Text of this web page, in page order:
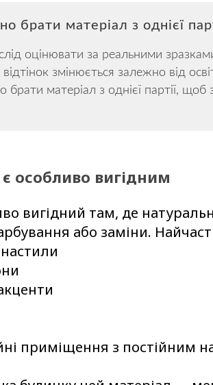
брати матеріал з однієї
оцінювати за реальними
відтінок змінюється залежно від
брати матеріал з однієї партії,
особливо вигідним
вигідний там, де
або заміни.
приміщення з постійним